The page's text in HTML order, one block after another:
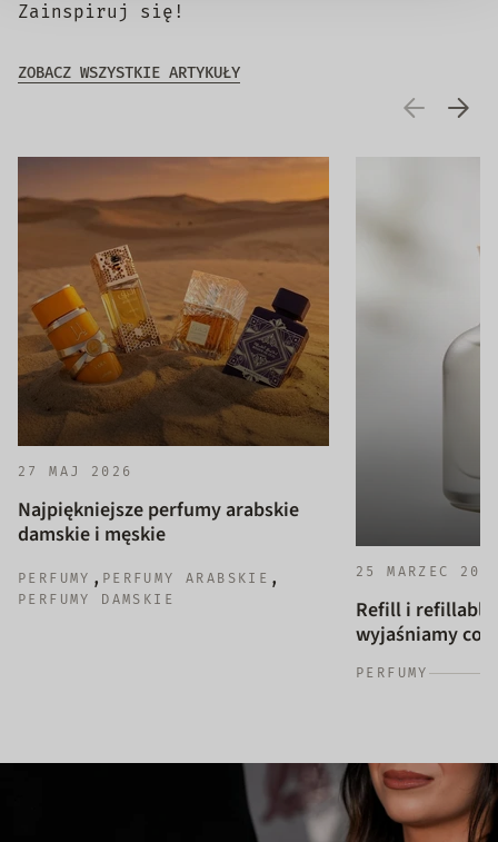
Zainspiruj się!
ZOBACZ WSZYSTKIE ARTYKUŁY
27 MAJ 2026
Najpiękniejsze perfumy arabskie
damskie i męskie
PERFUMY , PERFUMY ARABSKIE ,
PERFUMY DAMSKIE
25 MARZEC
Refill i refillable
wyjaśniamy co
PERFUMY